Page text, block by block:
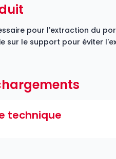
pour l'extraction du
sur le support pour éviter
technique